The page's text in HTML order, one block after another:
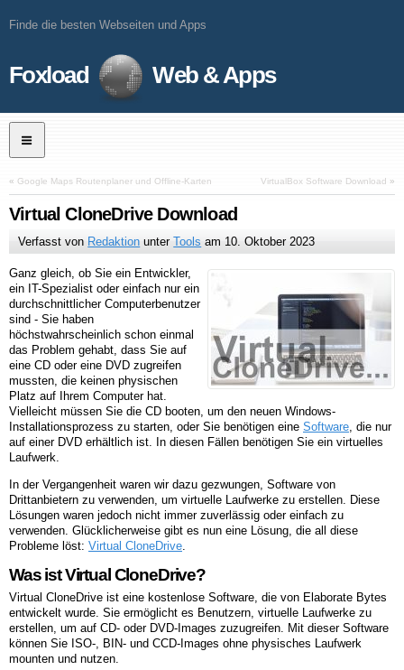
Finde die besten Webseiten und Apps
Foxload Web & Apps
« Google Maps Routenplaner und Offline-Karten VirtualBox Software Download »
Virtual CloneDrive Download
Verfasst von Redaktion unterTools am 10. Oktober 2023
Ganz gleich, ob Sie ein Entwickler,
ein IT-Spezialist oder einfach nur ein
durchschnittlicher Computerbenutzer
sind - Sie haben
höchstwahrscheinlich schon einmal
das Problem gehabt, dass Sie auf
eine CD oder eine DVD zugreifen
mussten, die keinen physischen
Platz auf Ihrem Computer hat.
Vielleicht müssen Sie die CD booten, um den neuen Windows-
Installationsprozess zu starten, oder Sie benötigen eine Software, die nur
auf einer DVD erhältlich ist. In diesen Fällen benötigen Sie ein virtuelles
Laufwerk.
In der Vergangenheit waren wir dazu gezwungen, Software von
Drittanbietern zu verwenden, um virtuelle Laufwerke zu erstellen. Diese
Lösungen waren jedoch nicht immer zuverlässig oder einfach zu
verwenden. Glücklicherweise gibt es nun eine Lösung, die all diese
Probleme löst: Virtual CloneDrive
Was ist Virtual CloneDrive?
Virtual CloneDrive ist eine kostenlose Software, die von Elaborate Bytes
entwickelt wurde. Sie ermöglicht es Benutzern, virtuelle Laufwerke zu
erstellen, um auf CD- oder DVD-Images zuzugreifen. Mit dieser Software
können Sie ISO-, BIN- und CCD-Images ohne physisches Laufwerk
mounten und nutzen.